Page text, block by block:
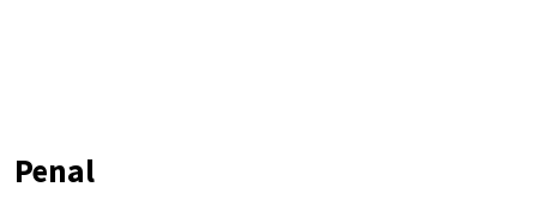
Penal